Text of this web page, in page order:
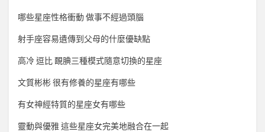
哪些星座性格衝動 做事不經過頭腦
射手座容易遺傳到父母的什麼優缺點
高冷 逗比 靦腆三種模式隨意切換的星座
文質彬彬 很有修養的星座有哪些
有女神經特質的星座女有哪些
靈動與優雅 這些星座女完美地融合在一起